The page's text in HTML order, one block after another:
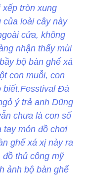
tròn xung
của loài cây này
cửa, không
nhận thấy mùi
bộ bàn ghế xá
con muỗi, con
biết.Fesstival Đà
ý trả anh Dũng
chưa là con số
tay món đồ chơi
ghế xá xị này ra
thủ công mỹ
ảnh bộ bàn ghế